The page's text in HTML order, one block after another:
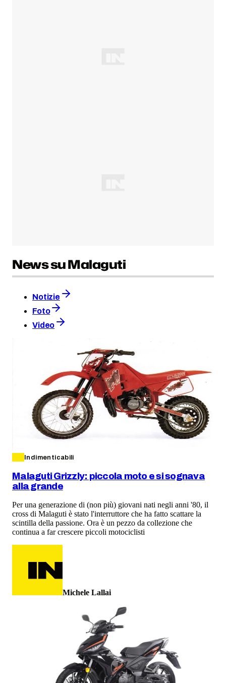
News su Malaguti
Notizie
Foto
Video
Indimenticabili
Malaguti Grizzly: piccola moto e si sognava
alla grande
Per una generazione di (non più) giovani nati negli anni '80, il
cross di Malaguti è stato l'interruttore che ha fatto scattare la
scintilla della passione. Ora è un pezzo da collezione che
continua a far crescere piccoli motociclisti
Michele Lallai